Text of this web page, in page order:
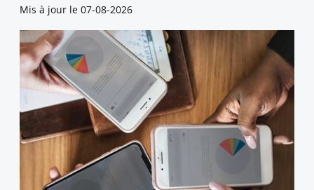
Mis à jour le 07-08-2026